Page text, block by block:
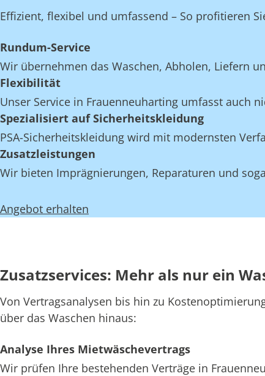
Effizient, flexibel und umfassend – So profitieren
Rundum-Service
Wir übernehmen das Waschen, Abholen, Liefern
Flexibilität
Unser Service in Frauenneuharting umfasst auch
Spezialisiert auf Sicherheitskleidung
PSA-Sicherheitskleidung wird mit modernsten
Zusatzleistungen
Wir bieten Imprägnierungen, Reparaturen und
Angebot erhalten
Zusatzservices: Mehr als nur ein
Von Vertragsanalysen bis hin zu
über das Waschen hinaus:
Analyse Ihres Mietwäschevertrags
Wir prüfen Ihre bestehenden Verträge in